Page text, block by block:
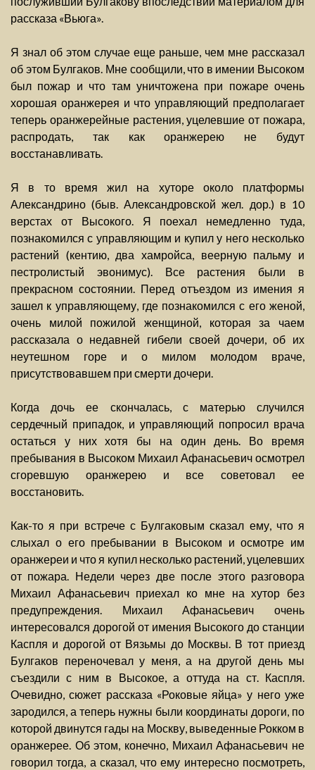
рассказа «Вьюга».
Я знал об этом случае еще раньше, чем мне рассказал
об этом Булгаков. Мне сообщили, что в имении Высоком
был пожар и что там уничтожена при пожаре очень
хорошая оранжерея и что управляющий предполагает
теперь оранжерейные растения, уцелевшие от пожара,
распродать, так как оранжерею не будут
восстанавливать.
Я в то время жил на хуторе около платформы
Александрино (быв. Александровской жел. дор.) в 10
верстах от Высокого. Я поехал немедленно туда,
познакомился с управляющим и купил у него несколько
растений (кентию, два хамройса, веерную пальму и
пестролистый эвонимус). Все растения были в
прекрасном состоянии. Перед отъездом из имения я
зашел к управляющему, где познакомился с его женой,
очень милой пожилой женщиной, которая за чаем
рассказала о недавней гибели своей дочери, об их
неутешном горе и о милом молодом враче,
присутствовавшем при смерти дочери.
Когда дочь ее скончалась, с матерью случился
сердечный припадок, и управляющий попросил врача
остаться у них хотя бы на один день. Во время
пребывания в Высоком Михаил Афанасьевич осмотрел
сгоревшую оранжерею и все советовал ее
восстановить.
Как-то я при встрече с Булгаковым сказал ему, что я
слыхал о его пребывании в Высоком и осмотре им
оранжереи и что я купил несколько растений, уцелевших
от пожара. Недели через две после этого разговора
Михаил Афанасьевич приехал ко мне на хутор без
предупреждения. Михаил Афанасьевич очень
интересовался дорогой от имения Высокого до станции
Каспля и дорогой от Вязьмы до Москвы. В тот приезд
Булгаков переночевал у меня, а на другой день мы
съездили с ним в Высокое, а оттуда на ст. Каспля.
Очевидно, сюжет рассказа «Роковые яйца» у него уже
зародился, а теперь нужны были координаты дороги, по
которой двинутся гады на Москву, выведенные Рокком в
оранжерее. Об этом, конечно, Михаил Афанасьевич не
говорил тогда, а сказал, что ему интересно посмотреть,